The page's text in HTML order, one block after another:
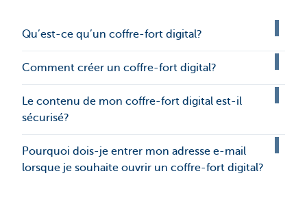
Qu’est-ce qu’un coffre-fort digital?
Comment créer un coffre-fort digital?
Le contenu de mon coffre-fort digital est-il
sécurisé?
Pourquoi dois-je entrer mon adresse e-mail
lorsque je souhaite ouvrir un coffre-fort digital?